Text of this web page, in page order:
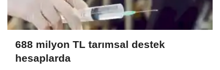
688 milyon TL tarımsal destek
hesaplarda